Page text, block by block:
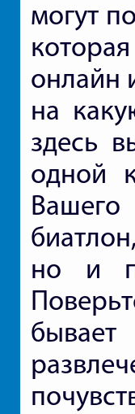
могут
онлайн
на
здесь
одной
но и